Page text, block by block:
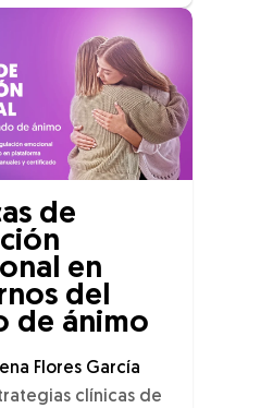
de
en
del
de ánimo
Flores García
clínicas de